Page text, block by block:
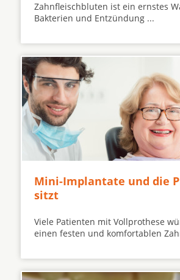
Zahnfleischbluten ist ein ernstes
Bakterien und Entzündung ...
Mini-Implantate und die
sitzt
Viele Patienten mit Vollprothese
einen festen und komfortablen